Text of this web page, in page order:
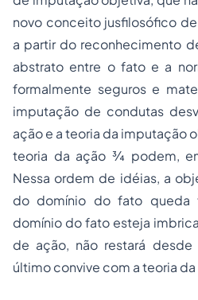
novo conceito jusfilosófico
a partir do reconhecimento
abstrato entre o fato e a
formalmente seguros e
imputação de condutas
ação e a teoria da imputação
teoria da ação ¾ podem,
Nessa ordem de idéias, a
do domínio do fato queda
domínio do fato esteja
de ação, não restará
último convive com a teoria